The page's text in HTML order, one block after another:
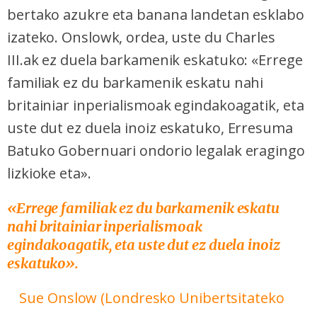
bertako azukre eta banana landetan esklabo
izateko. Onslowk, ordea, uste du Charles
III.ak ez duela barkamenik eskatuko: «Errege
familiak ez du barkamenik eskatu nahi
britainiar inperialismoak egindakoagatik, eta
uste dut ez duela inoiz eskatuko, Erresuma
Batuko Gobernuari ondorio legalak eragingo
lizkioke eta».
«Errege familiak ez du barkamenik eskatu
nahi britainiar inperialismoak
egindakoagatik, eta uste dut ez duela inoiz
eskatuko».
Sue Onslow (Londresko Unibertsitateko